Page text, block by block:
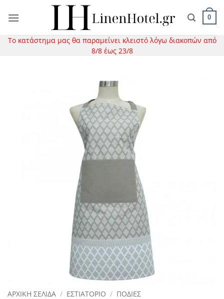
στο
0
Το κατάστημα μας θα παραμείνει κλειστό λόγω διακοπών από
8/8 έως 23/8
ΑΡΧΙΚΉ ΣΕΛΊΔΑ / ΕΣΤΙΑΤΟΡΙΟ / ΠΟΔΙΕΣ